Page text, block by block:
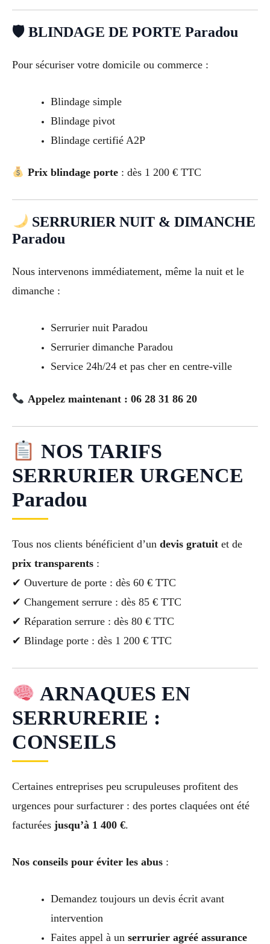
🛡 BLINDAGE DE PORTE Paradou
Pour sécuriser votre domicile ou commerce :
Blindage simple
Blindage pivot
Blindage certifié A2P
Prix blindage porte: dès 1 200 € TTC
SERRURIER NUIT & DIMANCHE
Paradou
Nous intervenons immédiatement, même la nuit et le
dimanche :
Serrurier nuit Paradou
Serrurier dimanche Paradou
Service 24h/24 et pas cher en centre-ville
Appelez maintenant : 06 28 31 86 20
NOS TARIFS
SERRURIER URGENCE
Paradou
Tous nos clients bénéficient d’un devis gratuit et de
prix transparents :
✔ Ouverture de porte : dès 60 € TTC
✔ Changement serrure : dès 85 € TTC
✔ Réparation serrure : dès 80 € TTC
✔ Blindage porte : dès 1 200 € TTC
ARNAQUES EN
SERRURERIE :
CONSEILS
Certaines entreprises peu scrupuleuses profitent des
urgences pour surfacturer : des portes claquées ont été
facturées jusqu’à 1 400 €.
Nos conseils pour éviter les abus :
Demandez toujours un devis écrit avant
intervention
Faites appel à un serrurier agréé assurance